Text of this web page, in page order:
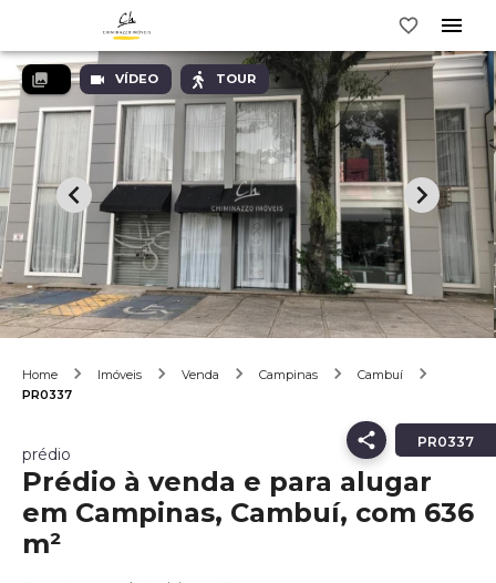
VÍDEO TOUR
Home Imóveis Venda Campinas
Cambuí
PR0337
PR0337
prédio
Prédio à venda e para alugar
em Campinas, Cambuí, com 636
m²